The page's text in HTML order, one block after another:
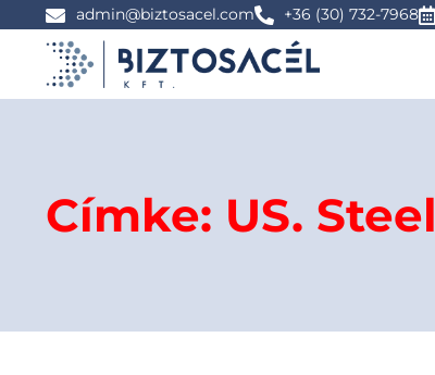
admin@biztosacel.com +36 (30) 732-7968
Címke: US. Steel